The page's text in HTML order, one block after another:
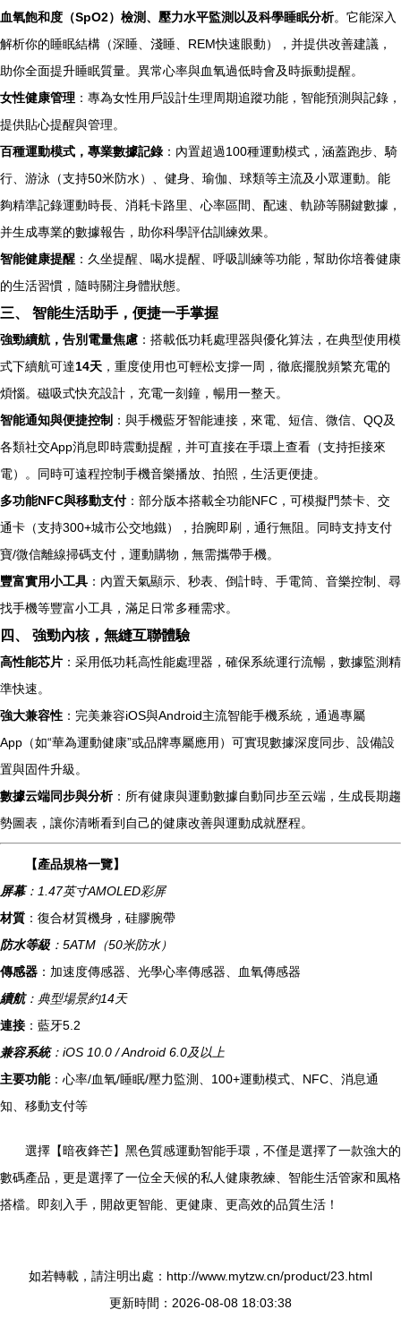
血氧飽和度（SpO2）檢測、壓力水平監測以及科學睡眠分析。它能深入
解析你的睡眠結構（深睡、淺睡、REM快速眼動），并提供改善建議，
助你全面提升睡眠質量。異常心率與血氧過低時會及時振動提醒。
女性健康管理 ：專為女性用戶設計生理周期追蹤功能，智能預測與記錄，
提供貼心提醒與管理。
百種運動模式，專業數據記錄 ：內置超過100種運動模式，涵蓋跑步、騎
行、游泳（支持50米防水）、健身、瑜伽、球類等主流及小眾運動。能
夠精準記錄運動時長、消耗卡路里、心率區間、配速、軌跡等關鍵數據，
并生成專業的數據報告，助你科學評估訓練效果。
智能健康提醒 ：久坐提醒、喝水提醒、呼吸訓練等功能，幫助你培養健康
的生活習慣，隨時關注身體狀態。
三、 智能生活助手，便捷一手掌握
強勁續航，告別電量焦慮 ：搭載低功耗處理器與優化算法，在典型使用模
式下續航可達14天 ，重度使用也可輕松支撐一周，徹底擺脫頻繁充電的
煩惱。磁吸式快充設計，充電一刻鐘，暢用一整天。
智能通知與便捷控制 ：與手機藍牙智能連接，來電、短信、微信、QQ及
各類社交App消息即時震動提醒，并可直接在手環上查看（支持拒接來
電）。同時可遠程控制手機音樂播放、拍照，生活更便捷。
多功能NFC與移動支付：部分版本搭載全功能NFC，可模擬門禁卡、交
通卡（支持300+城市公交地鐵），抬腕即刷，通行無阻。同時支持支付
寶/微信離線掃碼支付，運動購物，無需攜帶手機。
豐富實用小工具 ：內置天氣顯示、秒表、倒計時、手電筒、音樂控制、尋
找手機等豐富小工具，滿足日常多種需求。
四、 強勁內核，無縫互聯體驗
高性能芯片 ：采用低功耗高性能處理器，確保系統運行流暢，數據監測精
準快速。
強大兼容性 ：完美兼容iOS與Android主流智能手機系統，通過專屬
App（如“華為運動健康”或品牌專屬應用）可實現數據深度同步、設備設
置與固件升級。
數據云端同步與分析：所有健康與運動數據自動同步至云端，生成長期趨
勢圖表，讓你清晰看到自己的健康改善與運動成就歷程。
【產品規格一覽】
屏幕：1.47英寸AMOLED彩屏
材質 ：復合材質機身，硅膠腕帶
防水等級：5ATM（50米防水）
傳感器 ：加速度傳感器、光學心率傳感器、血氧傳感器
續航：典型場景約14天
連接 ：藍牙5.2
兼容系統：iOS 10.0 / Android 6.0及以上
主要功能：心率/血氧/睡眠/壓力監測、100+運動模式、NFC、消息通
知、移動支付等
選擇【暗夜鋒芒】黑色質感運動智能手環，不僅是選擇了一款強大的
數碼產品，更是選擇了一位全天候的私人健康教練、智能生活管家和風格
搭檔。即刻入手，開啟更智能、更健康、更高效的品質生活！
如若轉載，請注明出處：http://www.mytzw.cn/product/23.html
更新時間：2026-08-08 18:03:38